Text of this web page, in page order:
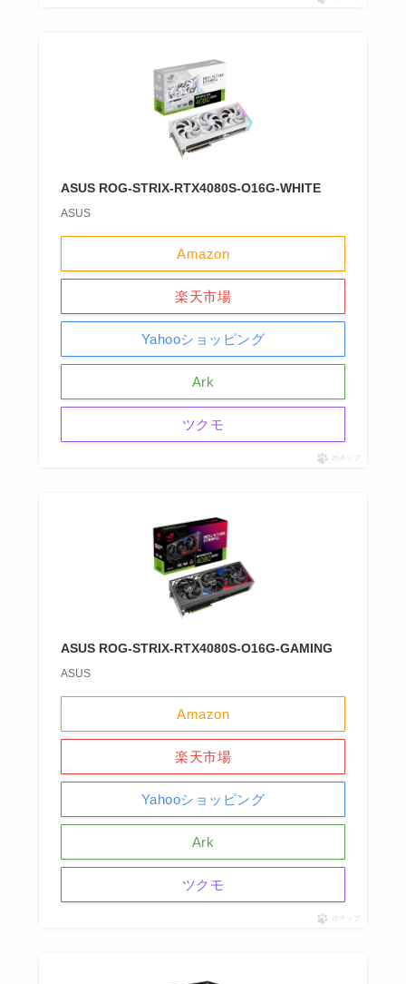
ASUS ROG-STRIX-RTX4080S-O16G-WHITE
ASUS
Amazon
楽天市場
Yahooショッピング
Ark
ツクモ
ポチップ
ASUS ROG-STRIX-RTX4080S-O16G-GAMING
ASUS
Amazon
楽天市場
Yahooショッピング
Ark
ツクモ
ポチップ